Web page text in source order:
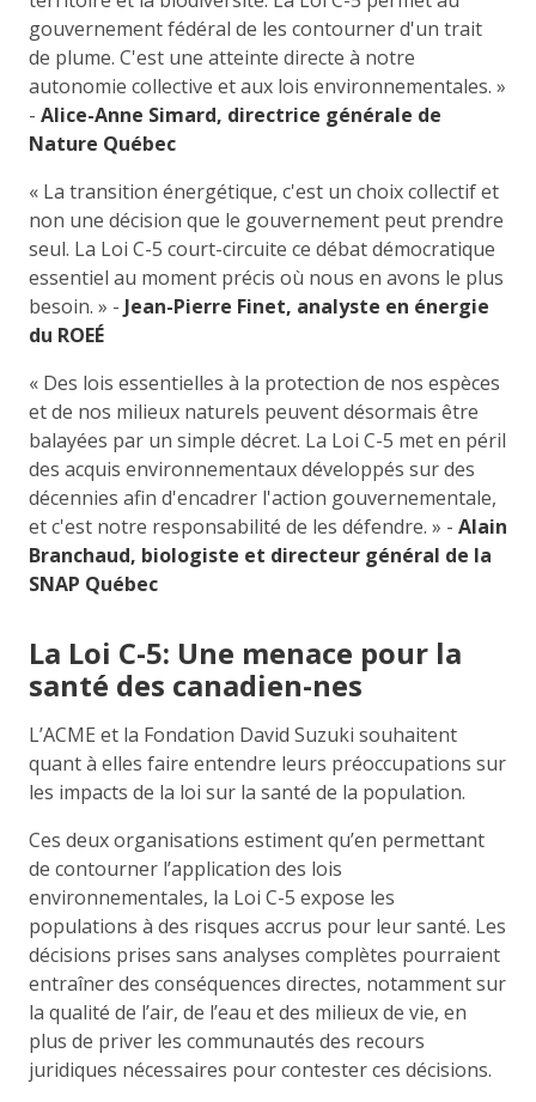
gouvernement fédéral de les contourner d'un trait
de plume. C'est une atteinte directe à notre
autonomie collective et aux lois environnementales. »
- Alice-Anne Simard, directrice générale de
Nature Québec
« La transition énergétique, c'est un choix collectif et
non une décision que le gouvernement peut prendre
seul. La Loi C-5 court-circuite ce débat démocratique
essentiel au moment précis où nous en avons le plus
besoin. » - Jean-Pierre Finet, analyste en énergie
du ROEÉ
« Des lois essentielles à la protection de nos espèces
et de nos milieux naturels peuvent désormais être
balayées par un simple décret. La Loi C-5 met en péril
des acquis environnementaux développés sur des
décennies afin d'encadrer l'action gouvernementale,
et c'est notre responsabilité de les défendre. » - Alain
Branchaud, biologiste et directeur général de la
SNAP Québec
La Loi C-5: Une menace pour la
santé des canadien-nes
L’ACME et la Fondation David Suzuki souhaitent
quant à elles faire entendre leurs préoccupations sur
les impacts de la loi sur la santé de la population.
Ces deux organisations estiment qu’en permettant
de contourner l’application des lois
environnementales, la Loi C-5 expose les
populations à des risques accrus pour leur santé. Les
décisions prises sans analyses complètes pourraient
entraîner des conséquences directes, notamment sur
la qualité de l’air, de l’eau et des milieux de vie, en
plus de priver les communautés des recours
juridiques nécessaires pour contester ces décisions.